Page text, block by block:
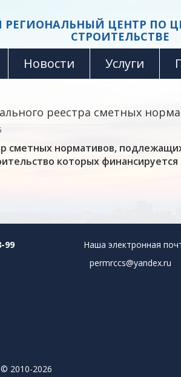
РЕГИОНАЛЬНЫЙ ЦЕНТР ПО
СТРОИТЕЛЬСТВЕ
Новости Услуги
реестра сметных
сметных нормативов,
которых
99
Наша электронная
permrccs@yandex.ru
2010-2026